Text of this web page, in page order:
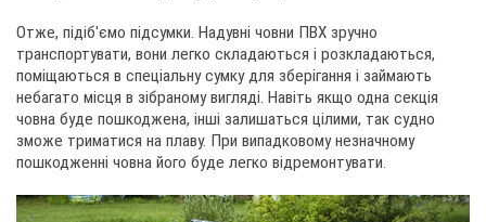
Отже, підіб'ємо підсумки. Надувні човни ПВХ зручно
транспортувати, вони легко складаються і розкладаються,
поміщаються в спеціальну сумку для зберігання і займають
небагато місця в зібраному вигляді. Навіть якщо одна секція
човна буде пошкоджена, інші залишаться цілими, так судно
зможе триматися на плаву. При випадковому незначному
пошкодженні човна його буде легко відремонтувати.